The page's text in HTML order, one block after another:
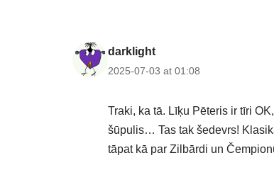
darklight
2025-07-03 at 01:08
Traki, ka tā. Līķu Pēteris ir tīri
šūpulis… Tas tak šedevrs!
tāpat kā par Zilbārdi un